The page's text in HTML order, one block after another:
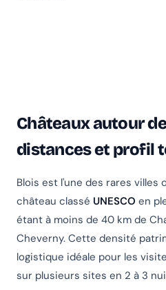
Châteaux autour
distances et profil
Blois est l'une des rares villes
château classé UNESCO en
étant à moins de 40 km de
Cheverny. Cette densité
logistique idéale pour les
sur plusieurs sites en 2 à 3